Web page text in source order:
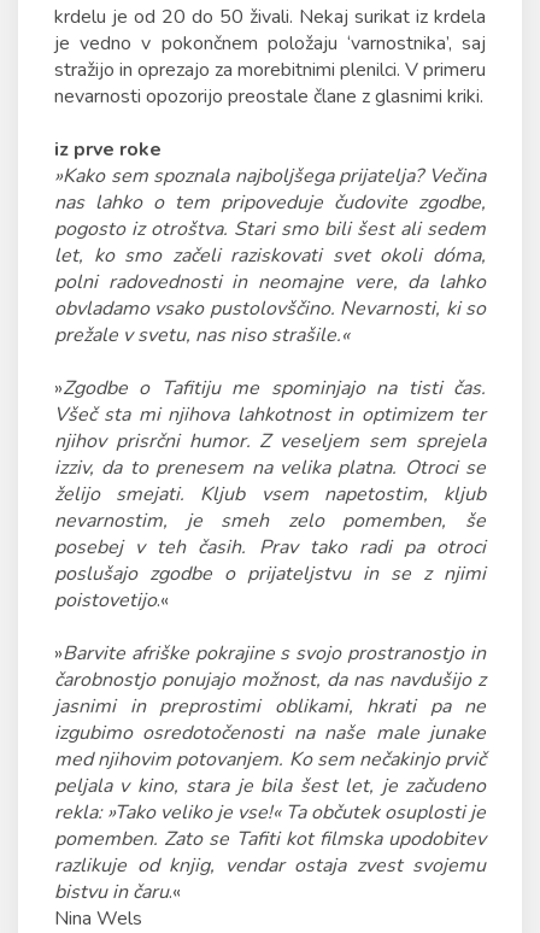
krdelu je od 20 do 50 živali. Nekaj surikat iz krdela
je vedno v pokončnem položaju ‘varnostnika’, saj
stražijo in oprezajo za morebitnimi plenilci. V primeru
nevarnosti opozorijo preostale člane z glasnimi kriki.
iz prve roke
»Kako sem spoznala najboljšega prijatelja? Večina
nas lahko o tem pripoveduje čudovite zgodbe,
pogosto iz otroštva. Stari smo bili šest ali sedem
let, ko smo začeli raziskovati svet okoli dóma,
polni radovednosti in neomajne vere, da lahko
obvladamo vsako pustolovščino. Nevarnosti, ki so
prežale v svetu, nas niso strašile.«
»Zgodbe o Tafitiju me spominjajo na tisti čas.
Všeč sta mi njihova lahkotnost in optimizem ter
njihov prisrčni humor. Z veseljem sem sprejela
izziv, da to prenesem na velika platna. Otroci se
želijo smejati. Kljub vsem napetostim, kljub
nevarnostim, je smeh zelo pomemben, še
posebej v teh časih. Prav tako radi pa otroci
poslušajo zgodbe o prijateljstvu in se z njimi
poistovetijo.«
»Barvite afriške pokrajine s svojo prostranostjo in
čarobnostjo ponujajo možnost, da nas navdušijo z
jasnimi in preprostimi oblikami, hkrati pa ne
izgubimo osredotočenosti na naše male junake
med njihovim potovanjem. Ko sem nečakinjo prvič
peljala v kino, stara je bila šest let, je začudeno
rekla: »Tako veliko je vse!« Ta občutek osuplosti je
pomemben. Zato se Tafiti kot filmska upodobitev
razlikuje od knjig, vendar ostaja zvest svojemu
bistvu in čaru.«
Nina Wels